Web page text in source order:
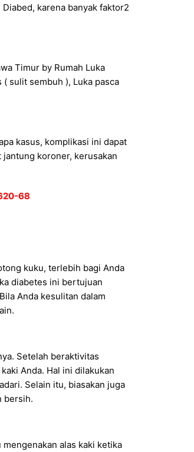
karena banyak faktor2
Timur by Rumah Luka
sulit sembuh ), Luka pasca
kasus, komplikasi ini dapat
koroner, kerusakan
68
kuku, terlebih bagi Anda
diabetes ini bertujuan
Anda kesulitan dalam
Setelah beraktivitas
Anda. Hal ini dilakukan
Selain itu, biasakan juga
bersih.
alas kaki ketika